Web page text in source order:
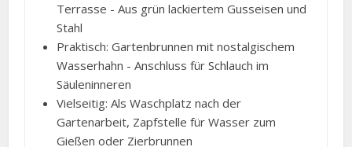
Terrasse - Aus grün lackiertem Gusseisen und
Stahl
Praktisch: Gartenbrunnen mit nostalgischem
Wasserhahn - Anschluss für Schlauch im
Säuleninneren
Vielseitig: Als Waschplatz nach der
Gartenarbeit, Zapfstelle für Wasser zum
Gießen oder Zierbrunnen